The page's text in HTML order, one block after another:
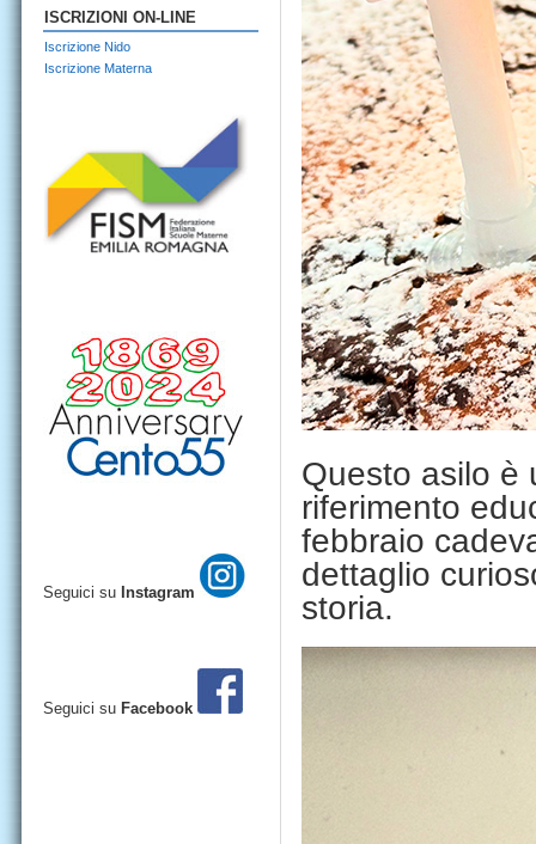
Questo asilo è
riferimento
febbraio
dettaglio
storia.
ISCRIZIONI ON-LINE
Iscrizione Nido
Iscrizione Materna
Seguici su Instagram
Seguici su Facebook